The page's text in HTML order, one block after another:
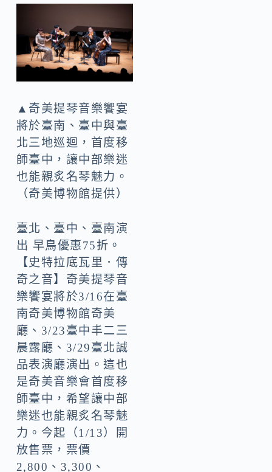
▲奇美提琴音樂饗宴
將於臺南、臺中與臺
北三地巡迴，首度移
師臺中，讓中部樂迷
也能親炙名琴魅力。
（奇美博物館提供）
臺北、臺中、臺南演
出 早鳥優惠75折。
【史特拉底瓦里．傳
奇之音】奇美提琴音
樂饗宴將於3/16在臺
南奇美博物館奇美
廳、3/23臺中丰二三
晨露廳、3/29臺北誠
品表演廳演出。這也
是奇美音樂會首度移
師臺中，希望讓中部
樂迷也能親炙名琴魅
力。今起（1/13）開
放售票，票價
2,800、3,300、